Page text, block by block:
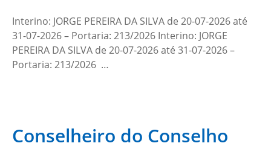
Interino: JORGE PEREIRA DA SILVA de 20-07-2026 até
31-07-2026 – Portaria: 213/2026 Interino: JORGE
PEREIRA DA SILVA de 20-07-2026 até 31-07-2026 –
Portaria: 213/2026 …
Conselheiro do Conselho